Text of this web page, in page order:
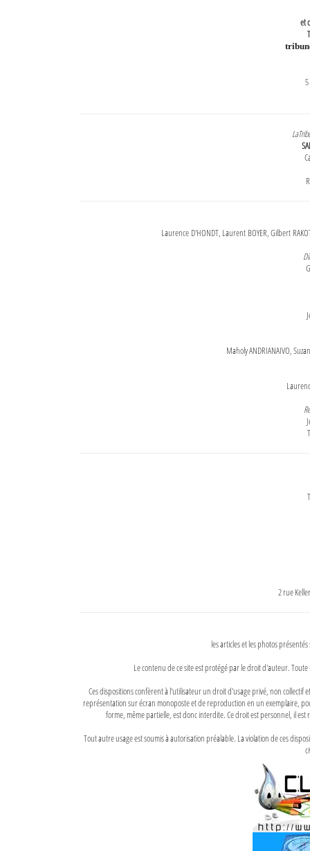
et
Laurence D'HONDT, Laurent BOYER, Gilbert
Maholy ANDRIANAIVO,
2 rue
les articles et les photos
Le contenu de ce site est protégé par le droit d'auteur.
Ces dispositions confèrent à l'utilisateur un droit d'usage privé, non
représentation sur écran monoposte et de reproduction en un exemplaire,
forme, même partielle, est donc interdite. Ce droit est personnel, il
Tout autre usage est soumis à autorisation préalable. La violation de ces